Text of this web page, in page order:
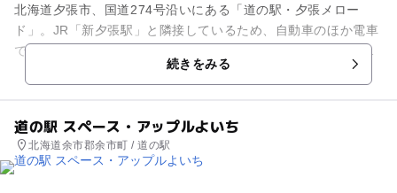
北海道夕張市、国道274号沿いにある「道の駅・夕張メロー
ド」。JR「新夕張駅」と隣接しているため、自動車のほか電車
でのアクセスも便利なスポットです。館内には農産物直売所が
あり、夕張メロン、長いも...続きをみる
道の駅 スペース・アップルよいち
北海道余市郡余市町 / 道の駅